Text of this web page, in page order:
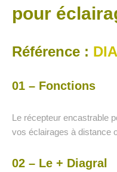
pour
Référence :
01 – Fonctions
Le récepteur encastrable
vos éclairages à distance
02 – Le + Diagral